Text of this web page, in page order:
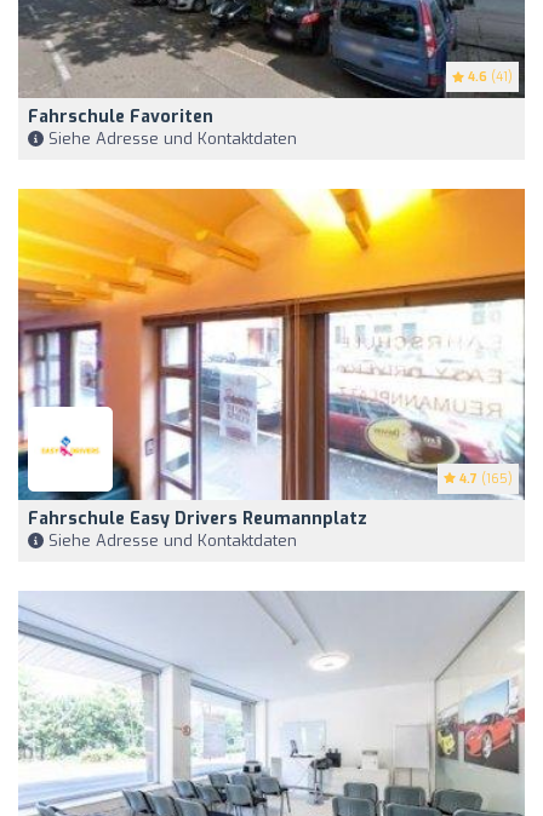
4.6 (41)
Fahrschule Favoriten
Siehe Adresse und Kontaktdaten
4.7 (165)
Fahrschule Easy Drivers Reumannplatz
Siehe Adresse und Kontaktdaten